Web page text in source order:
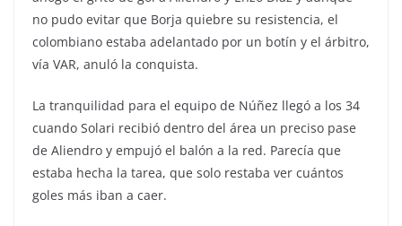
no pudo evitar que Borja quiebre su resistencia, el
colombiano estaba adelantado por un botín y el árbitro,
vía VAR, anuló la conquista.
La tranquilidad para el equipo de Núñez llegó a los 34
cuando Solari recibió dentro del área un preciso pase
de Aliendro y empujó el balón a la red. Parecía que
estaba hecha la tarea, que solo restaba ver cuántos
goles más iban a caer.